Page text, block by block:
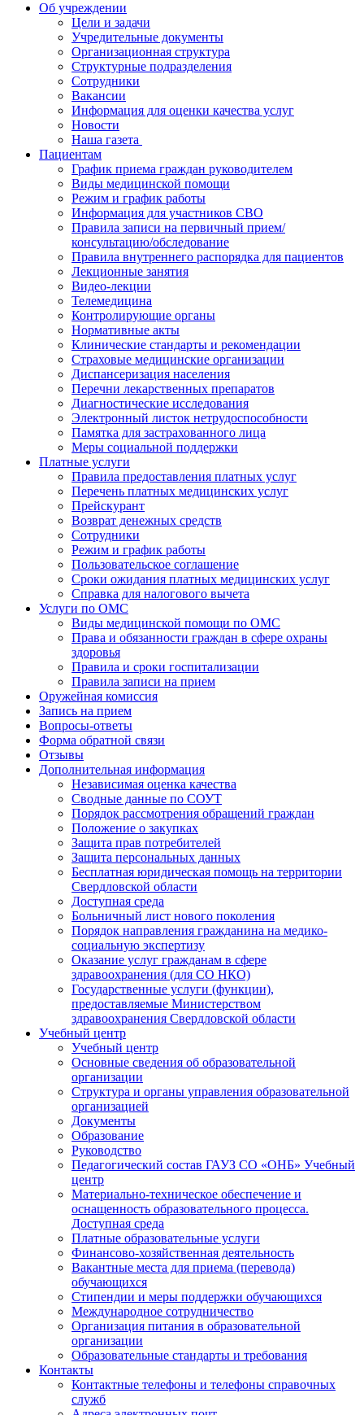
Об учреждении
Цели и задачи
Учредительные документы
Организационная структура
Структурные подразделения
Сотрудники
Вакансии
Информация для оценки качества услуг
Новости
​​Наша газета
Пациентам
График приема граждан руководителем
Виды медицинской помощи
Режим и график работы
Информация для участников СВО
Правила записи на первичный прием/
консультацию/обследование
Правила внутреннего распорядка для пациентов
Лекционные занятия
Видео-лекции
Телемедицина
Контролирующие органы
Нормативные акты
Клинические стандарты и рекомендации
Страховые медицинские организации
Диспансеризация населения
Перечни лекарственных препаратов
Диагностические исследования
Электронный листок нетрудоспособности
Памятка для застрахованного лица
Меры социальной поддержки
Платные услуги
Правила предоставления платных услуг
Перечень платных медицинских услуг
Прейскурант
Возврат денежных средств
Сотрудники
Режим и график работы
Пользовательское соглашение
Сроки ожидания платных медицинских услуг
Справка для налогового вычета
Услуги по ОМС
Виды медицинской помощи по ОМС
Права и обязанности граждан в сфере охраны
здоровья
Правила и сроки госпитализации
Правила записи на прием
Оружейная комиссия
Запись на прием
Вопросы-ответы
Форма обратной связи
Отзывы
Дополнительная информация
Независимая оценка качества
Сводные данные по СОУТ
Порядок рассмотрения обращений граждан
Положение о закупках
Защита прав потребителей
Защита персональных данных
Бесплатная юридическая помощь на территории
Свердловской области
Доступная среда
Больничный лист нового поколения
Порядок направления гражданина на медико-
социальную экспертизу
Оказание услуг гражданам в сфере
здравоохранения (для СО НКО)
Государственные услуги (функции),
предоставляемые Министерством
здравоохранения Свердловской области
Учебный центр
Учебный центр
Основные сведения об образовательной
организации
Структура и органы управления образовательной
организацией
Документы
Образование
Руководство
Педагогический состав ГАУЗ СО «ОНБ» Учебный
центр
Материально-техническое обеспечение и
оснащенность образовательного процесса.
Доступная среда
Платные образовательные услуги
Финансово-хозяйственная деятельность
Вакантные места для приема (перевода)
обучающихся
Стипендии и меры поддержки обучающихся
Международное сотрудничество
Организация питания в образовательной
организации
Образовательные стандарты и требования
Контакты
Контактные телефоны и телефоны справочных
служб